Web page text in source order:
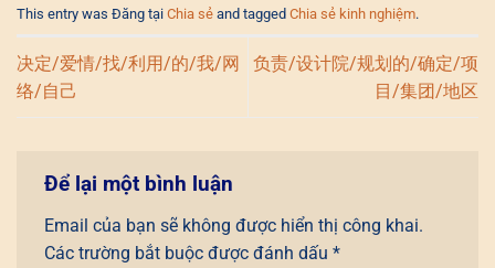
This entry was Đăng tại Chia sẻ and tagged Chia sẻ kinh nghiệm.
决定/爱情/找/利用/的/我/网
络/自己
负责/设计院/规划的/确定/项
目/集团/地区
Để lại một bình luận
Email của bạn sẽ không được hiển thị công khai.
Các trường bắt buộc được đánh dấu *